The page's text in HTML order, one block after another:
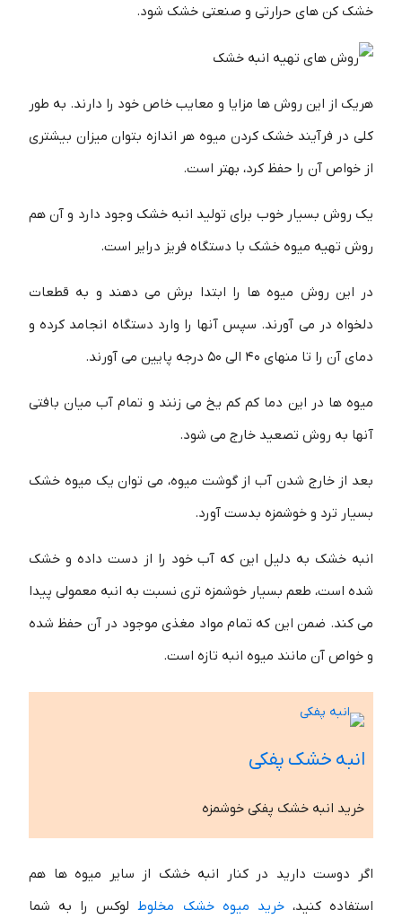
خشک کن های حرارتی و صنعتی خشک شود.
هریک از این روش ها مزایا و معایب خاص خود را دارند. به طور
کلی در فرآیند خشک کردن میوه هر اندازه بتوان میزان بیشتری
از خواص آن را حفظ کرد، بهتر است.
یک روش بسیار خوب برای تولید انبه خشک وجود دارد و آن هم
روش تهیه میوه خشک با دستگاه فریز درایر است.
در این روش میوه ها را ابتدا برش می دهند و به قطعات
دلخواه در می آورند. سپس آنها را وارد دستگاه انجامد کرده و
دمای آن را تا منهای 40 الی 50 درجه پایین می آورند.
میوه ها در این دما کم کم یخ می زنند و تمام آب میان بافتی
آنها به روش تصعید خارج می شود.
بعد از خارج شدن آب از گوشت میوه، می توان یک میوه خشک
بسیار ترد و خوشمزه بدست آورد.
انبه خشک به دلیل این که آب خود را از دست داده و خشک
شده است، طعم بسیار خوشمزه تری نسبت به انبه معمولی پیدا
می کند. ضمن این که تمام مواد مغذی موجود در آن حفظ شده
و خواص آن مانند میوه انبه تازه است.
انبه خشک پفکی​
خرید انبه خشک پفکی خوشمزه
اگر دوست دارید در کنار انبه خشک از سایر میوه ها هم
استفاده کنید،خرید میوه خشک مخلوطلوکس را به شما